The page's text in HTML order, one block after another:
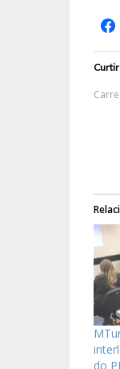
Curtir
do